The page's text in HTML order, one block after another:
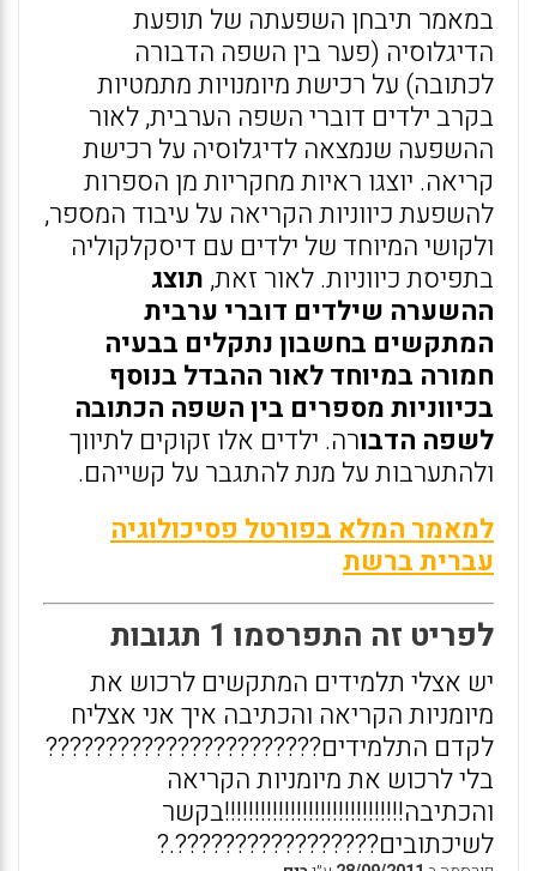
במאמר תיבחן השפעתה של תופעת
הדיגלוסיה (פער בין השפה הדבורה
לכתובה) על רכישת מיומנויות מתמטיות
בקרב ילדים דוברי השפה הערבית, לאור
ההשפעה שנמצאה לדיגלוסיה על רכישת
קריאה. יוצגו ראיות מחקריות מן הספרות
להשפעת כיווניות הקריאה על עיבוד המספר,
ולקושי המיוחד של ילדים עם דיסקלקוליה
בתפיסת כיווניות. לאור זאת, תוצג
ההשערה שילדים דוברי ערבית
המתקשים בחשבון נתקלים בבעיה
חמורה במיוחד לאור ההבדל בנוסף
בכיווניות מספרים בין השפה הכתובה
לשפה הדבורה. ילדים אלו זקוקים לתיווך
ולהתערבות על מנת להתגבר על קשייהם.
למאמר המלא בפורטל פסיכולוגיה
עברית ברשת
לפריט זה התפרסמו 1 תגובות
יש אצלי תלמידים המתקשים לרכוש את
מיומניות הקריאה והכתיבה איך אני אצליח
לקדם התלמידים???????????????????????
בלי לרכוש את מיומניות הקריאה
והכתיבה!!!!!!!!!!!!!!!!!!!!!!!!!!!!!!בקשר
לשיכתובים?????????????????.?